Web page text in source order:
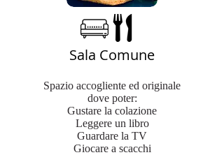
Sala Comune
Spazio accogliente ed originale
dove poter:
Gustare la colazione
Leggere un libro
Guardare la TV
Giocare a scacchi